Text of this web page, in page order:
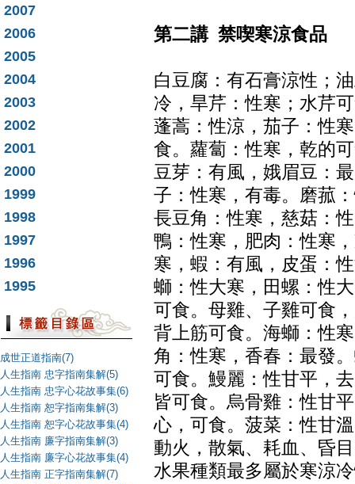
2007
2006
2005
2004
2003
2002
2001
2000
1999
1998
1997
1996
1995
成世正道指南(7)
人生指南 忠字指南集解(5)
人生指南 忠字心花故事集(6)
人生指南 恕字指南集解(3)
人生指南 恕字心花故事集(4)
人生指南 廉字指南集解(3)
人生指南 廉字心花故事集(4)
人生指南 正字指南集解(7)
第二講 禁喫寒涼食品
白豆腐：有石膏涼性；
冷，旱芹：性寒；水芹
蓬蒿：性涼，茄子：性
食。蘿蔔：性寒，乾的
豆芽：有風，娥眉豆：
子：性寒，有毒。磨菰
長豆角：性寒，慈菇：
鴨：性寒，肥肉：性寒
寒，蝦：有風，皮蛋：
螄：性大寒，田螺：性
可食。母雞、子雞可食
背上筋可食。海螄：性
角：性寒，香春：最發
可食。鰻麗：性甘平，
皆可食。烏骨雞：性甘
心，可食。菠菜：性甘
動火，散氣、耗血、昏
水果種類最多屬於寒涼